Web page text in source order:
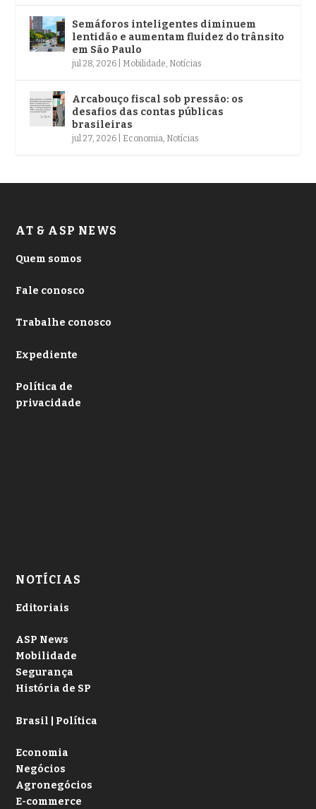
Semáforos inteligentes diminuem
lentidão e aumentam fluidez do trânsito
em São Paulo
jul 28, 2026 Mobilidade Notícias
Arcabouço fiscal sob pressão: os
desafios das contas públicas
brasileiras
jul 27, 2026 Economia Notícias
AT & ASP NEWS
Quem somos
Fale conosco
Trabalhe conosco
Expediente
Política de
privacidade
NOTÍCIAS
Editoriais
ASP News
Mobilidade
Segurança
História de SP
Brasil | Política
Economia
Negócios
Agronegócios
E-commerce